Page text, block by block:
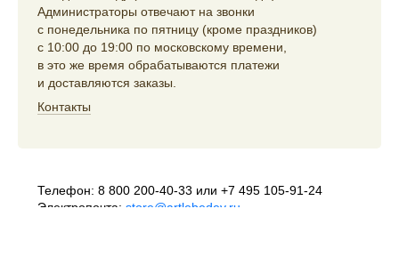
Администраторы отвечают на звонки
с понедельника по пятницу (кроме праздников)
с 10:00 до 19:00 по московскому времени,
в это же время обрабатываются платежи
и доставляются заказы.
Контакты
Телефон: 8 800 200-40-33 или +7 495 105-91-24
Электропочта: store@artlebedev.ru